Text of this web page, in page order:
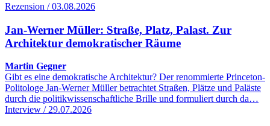
Rezension / 03.08.2026
Jan-Werner Müller: Straße, Platz, Palast. Zur
Architektur demokratischer Räume
Martin Gegner
Gibt es eine demokratische Architektur? Der renommierte Princeton-
Politologe Jan-Werner Müller betrachtet Straßen, Plätze und Paläste
durch die politikwissenschaftliche Brille und formuliert durch da…
Interview / 29.07.2026